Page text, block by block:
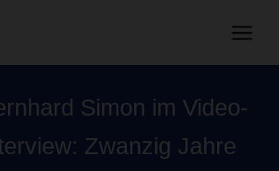
Simon im Video-
Zwanzig Jahre